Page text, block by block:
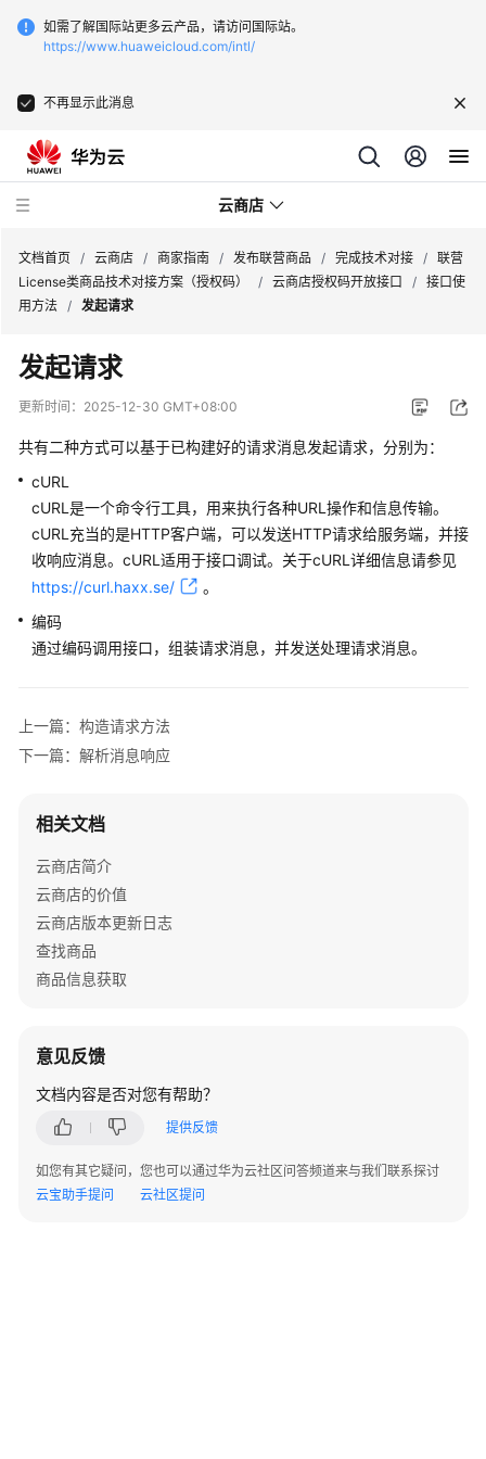
如需了解国际站更多云产品，请访问国际站。
https://www.huaweicloud.com/intl/
不再显示此消息
云商店
商
店
介
用
指
南
商
家
指
什
么
加
入
云
店
入
驻
店
为
商
发
文档首页 / 云商店 / 商家指南 / 发布联营商品 / 完成技术对接 / 联营
License类商品技术对接方案（授权码）
/ 云商店授权码开放接口 / 接口使
用方法 / 发起请求
发起请求
更新时间： 2025-12-30 GMT+08:00
共有二种方式可以基于已构建好的请求消息发起请求，分别为：
cURL
cURL是一个命令行工具，用来执行各种URL操作和信息传输。
cURL充当的是HTTP客户端，可以发送HTTP请求给服务端，并接
收响应消息。cURL适用于接口调试。关于cURL详细信息请参见
https://curl.haxx.se/
。
编码
通过编码调用接口，组装请求消息，并发送处理请求消息。
上一篇：构造请求方法
下一篇：解析消息响应
相关文档
云商店简介
云商店的价值
云商店版本更新日志
查找商品
商品信息获取
意见反馈
文档内容是否对您有帮助？
提供反馈
如您有其它疑问，您也可以通过华为云社区问答频道来与我们联系探讨
云宝助手提问
云社区提问